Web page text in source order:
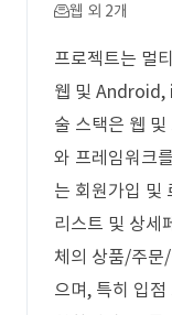
웹 외 2개
프로젝트는 멀
웹 및 Android,
술 스택은 웹
와 프레임워크
는 회원가입 및
리스트 및 상세
체의 상품/주문
으며, 특히 입